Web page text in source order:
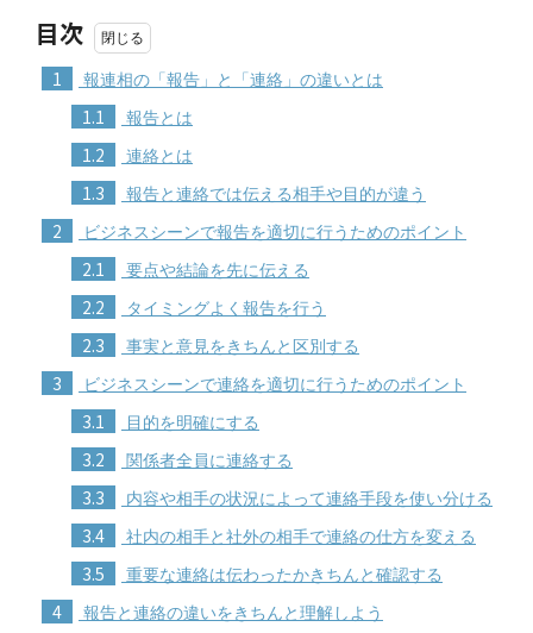
目次
1 報連相の「報告」と「連絡」の違いとは
1.1 報告とは
1.2 連絡とは
1.3 報告と連絡では伝える相手や目的が違う
2 ビジネスシーンで報告を適切に行うためのポイント
2.1 要点や結論を先に伝える
2.2 タイミングよく報告を行う
2.3 事実と意見をきちんと区別する
3 ビジネスシーンで連絡を適切に行うためのポイント
3.1 目的を明確にする
3.2 関係者全員に連絡する
3.3 内容や相手の状況によって連絡手段を使い分ける
3.4 社内の相手と社外の相手で連絡の仕方を変える
3.5 重要な連絡は伝わったかきちんと確認する
4 報告と連絡の違いをきちんと理解しよう